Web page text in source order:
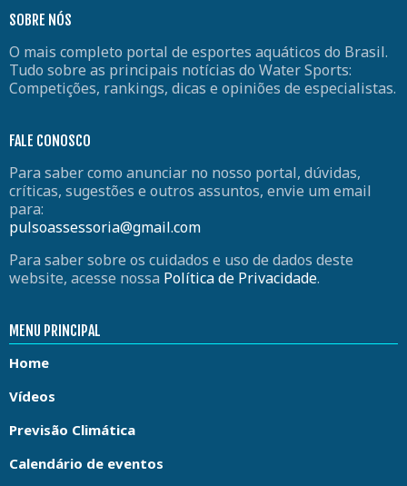
SOBRE NÓS
O mais completo portal de esportes aquáticos do Brasil.
Tudo sobre as principais notícias do Water Sports:
Competições, rankings, dicas e opiniões de especialistas.
FALE CONOSCO
Para saber como anunciar no nosso portal, dúvidas,
críticas, sugestões e outros assuntos, envie um email
para:
pulsoassessoria@gmail.com
Para saber sobre os cuidados e uso de dados deste
website, acesse nossa Política de Privacidade.
MENU PRINCIPAL
Home
Vídeos
Previsão Climática
Calendário de eventos